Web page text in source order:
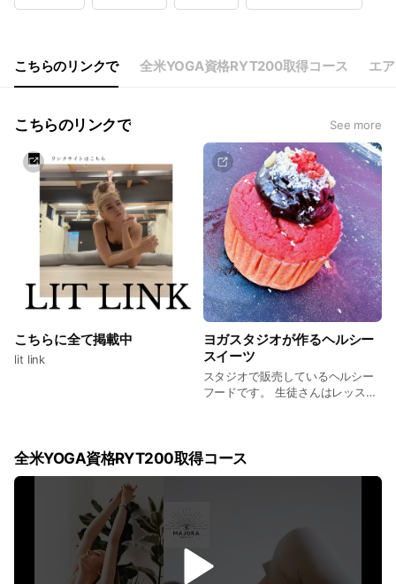
Wed10:00 - 22:00,09:00 - 22:00
10:00 - 22:00,09:00 - 22:00
FOODはヨガ、エステのお客様はご来店時にご購入いただけます
こちらのリンクで 全米YOGA資格RYT200取得コース エ
こちらのリンクで See more
こちらに全て掲載中
lit link
ヨガスタジオが作るヘルシー
スイーツ
スタジオで販売しているヘルシー
フードです。 生徒さんはレッスン
インショップはこちらから‼️
全米YOGA資格RYT200取得コース